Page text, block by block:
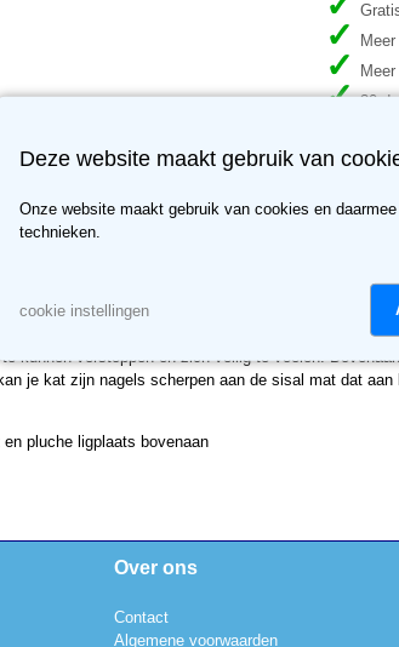
30
degelijk krabmeubel is noodzakelijk voor het
kunnen verstoppen en zich veilig te voelen.
je kat zijn nagels scherpen aan de sisal mat dat
pluche ligplaats bovenaan
Over ons
Contact
Algemene voorwaarden
Deze website maakt gebruik van
Onze website maakt gebruik van cookies en
technieken.
cookie instellingen